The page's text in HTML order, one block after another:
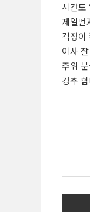
시간도
제일먼
걱정이
이사
주위
강추